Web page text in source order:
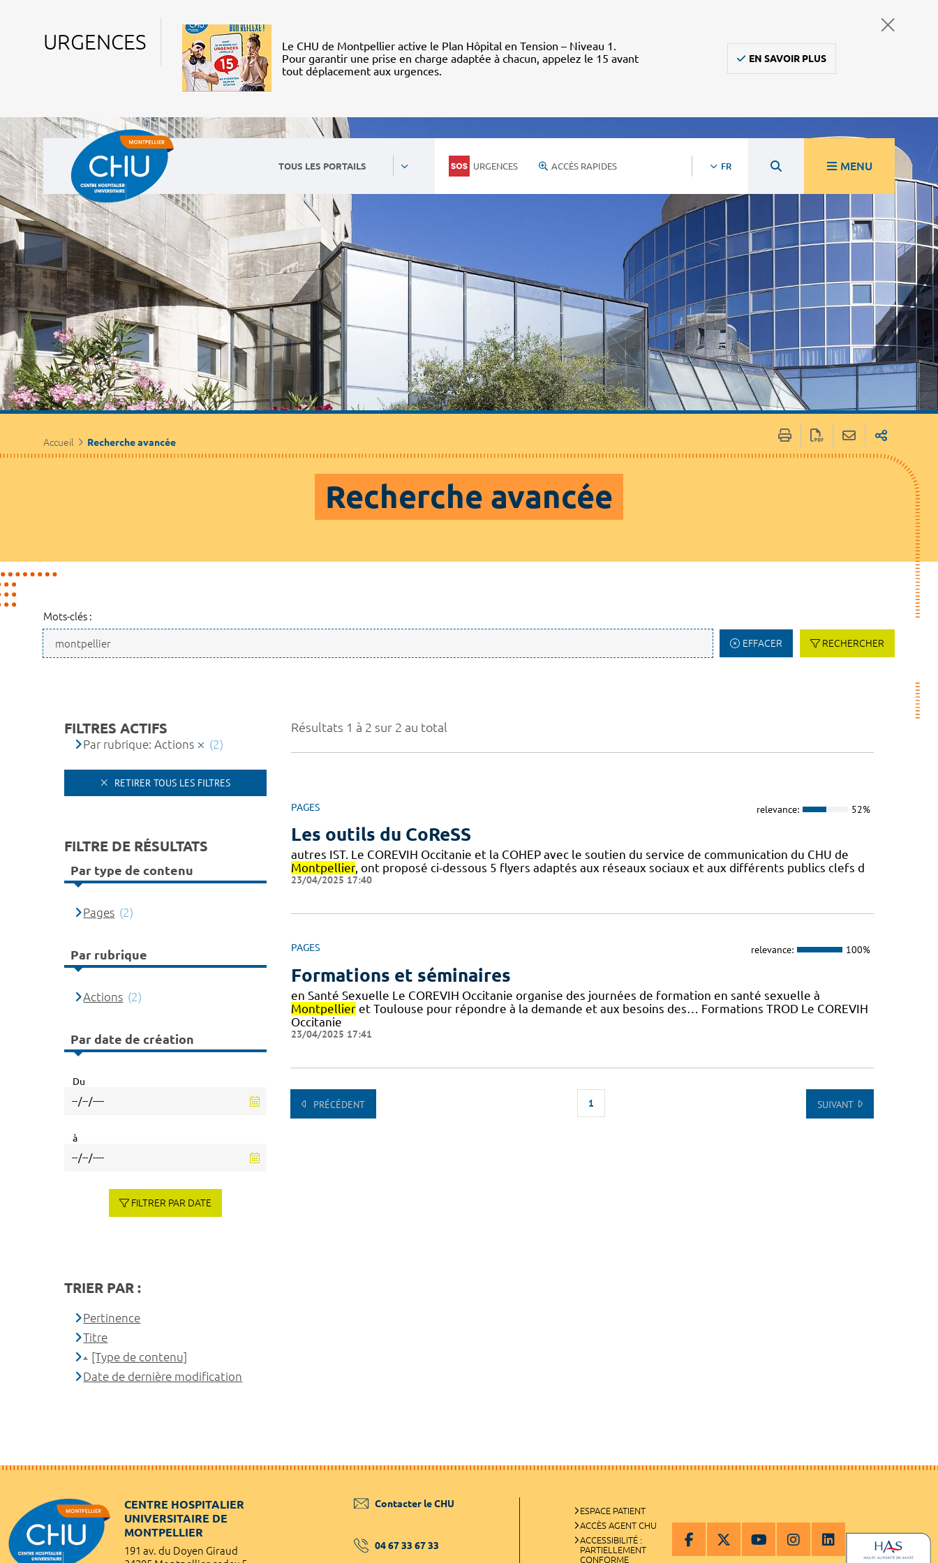
URGENCES
Le CHU de Montpellier active le Plan Hôpital en Tension – Niveau 1.
Pour garantir une prise en charge adaptée à chacun, appelez le 15 avant
tout déplacement aux urgences.
EN SAVOIR PLUS
TOUS LES PORTAILS URGENCES ACCÈS RAPIDES FR MENU
Accueil Recherche avancée
Recherche avancée
Mots-clés :
EFFACER RECHERCHER
Résultats 1 à 2 sur 2 au total
PAGES relevance: 52%
Les outils du CoReSS
autres IST. Le COREVIH Occitanie et la COHEP avec le soutien du service de communication du CHU de
Montpellier, ont proposé ci-dessous 5 flyers adaptés aux réseaux sociaux et aux différents publics clefs d
23/04/2025 17:40
PAGES relevance: 100%
Formations et séminaires
en Santé Sexuelle Le COREVIH Occitanie organise des journées de formation en santé sexuelle à
Montpellieret Toulouse pour répondre à la demande et aux besoins des… Formations TROD Le COREVIH
Occitanie
23/04/2025 17:41
PRÉCÉDENT 1 SUIVANT
FILTRES ACTIFS
Par rubrique: Actions (2)
RETIRER TOUS LES FILTRES
FILTRE DE RÉSULTATS
Par type de contenu
Pages (2)
Par rubrique
Actions (2)
Par date de création
Du
à
FILTRER PAR DATE
TRIER PAR :
Pertinence
Titre
[Type de contenu]
Date de dernière modification
CENTRE HOSPITALIER
UNIVERSITAIRE DE
MONTPELLIER
191 av. du Doyen Giraud
Contacter le CHU
04 67 33 67 33
ESPACE PATIENT
ACCÈS AGENT CHU
ACCESSIBILITÉ :
PARTIELLEMENT
CONFORME